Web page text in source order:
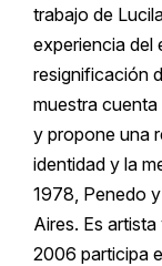
trabajo de
experiencia del
resignificación
muestra
y propone una
identidad y la
1978, Penedo
Aires. Es
2006 participa